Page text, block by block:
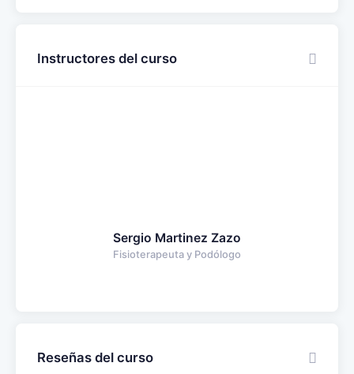
Instructores del curso
Sergio Martinez Zazo
Fisioterapeuta y Podólogo
Reseñas del curso